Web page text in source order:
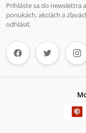
Prihláste sa do newslettra
ponukách, akciách a
odhlásiť.